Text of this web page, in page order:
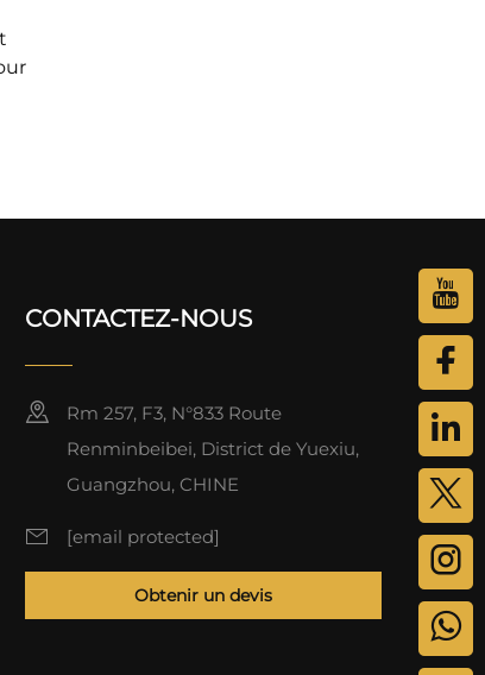
CONTACTEZ-NOUS
Rm 257, F3, N°833 Route
Renminbeibei, District de Yuexiu,
Guangzhou, CHINE
[email protected]
Obtenir un devis